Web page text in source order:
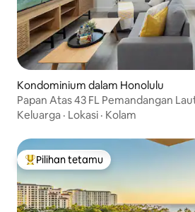
Kondominium dalam Honolulu
Papan Atas 43 FL Pemandangan
1BR*Waikiki
Keluarga · Lokasi · Kolam
Pilihan utama tetamu
Pilihan tetamu